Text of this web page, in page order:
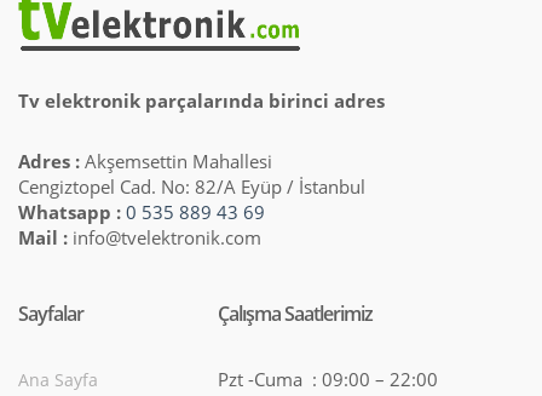
Tv elektronik parçalarında birinci adres
Adres : Akşemsettin Mahallesi
Cengiztopel Cad. No: 82/A Eyüp / İstanbul
Whatsapp : 0 535 889 43 69
Mail : info@tvelektronik.com
Sayfalar
Ana Sayfa
Çalışma Saatlerimiz
Pzt -Cuma : 09:00 – 22:00